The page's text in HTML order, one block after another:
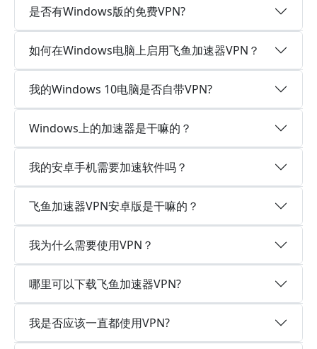
是否有Windows版的免费VPN?
如何在Windows电脑上启用飞鱼加速器VPN？
我的Windows 10电脑是否自带VPN?
Windows上的加速器是干嘛的？
我的安卓手机需要加速软件吗？
飞鱼加速器VPN安卓版是干嘛的？
我为什么需要使用VPN？
哪里可以下载飞鱼加速器VPN?
我是否应该一直都使用VPN?